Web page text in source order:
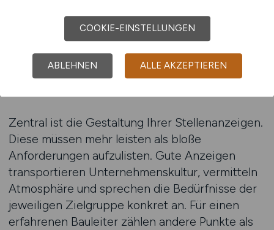
Karriereseite. Einheitliches Wording,
professionelle Bildsprache, klare Botschaften
und ein moderner Auftritt sind Pflicht. Eine
unscharfe Baustellenaufnahme mit generischem
Zentral ist die Gestaltung Ihrer Stellenanzeigen.
Diese müssen mehr leisten als bloße
Anforderungen aufzulisten. Gute Anzeigen
transportieren Unternehmenskultur, vermitteln
Atmosphäre und sprechen die Bedürfnisse der
jeweiligen Zielgruppe konkret an. Für einen
erfahrenen Bauleiter zählen andere Punkte als
COOKIE-EINSTELLUNGEN
ABLEHNEN ALLE AKZEPTIEREN